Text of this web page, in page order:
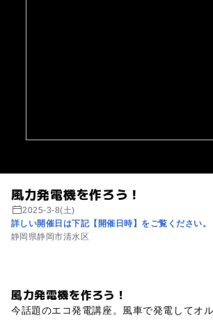
風力発電機を作ろう！
2025-3-8(土)
詳しい開催日は下記【開催日時】をご覧ください。
静岡県静岡市清水区
風力発電機を作ろう！
今話題のエコ発電講座。風車で発電してオ